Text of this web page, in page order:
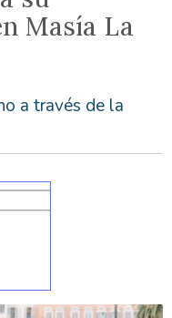
Masía La
a través de la